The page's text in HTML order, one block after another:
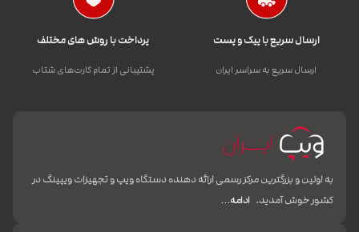
ارسال سریع با پیک و پست
ارسال سریع به سراسر ایران
پرداخت با روش های مختلف
پشتیبانی از تمام کارت‌های شتاب
به اولین و بزرگترین مرکز رسمی ارائه دهنده دستگاه ویپ و تجهیزات ویپینگ در
کشور خوش آمدید. ادامه…